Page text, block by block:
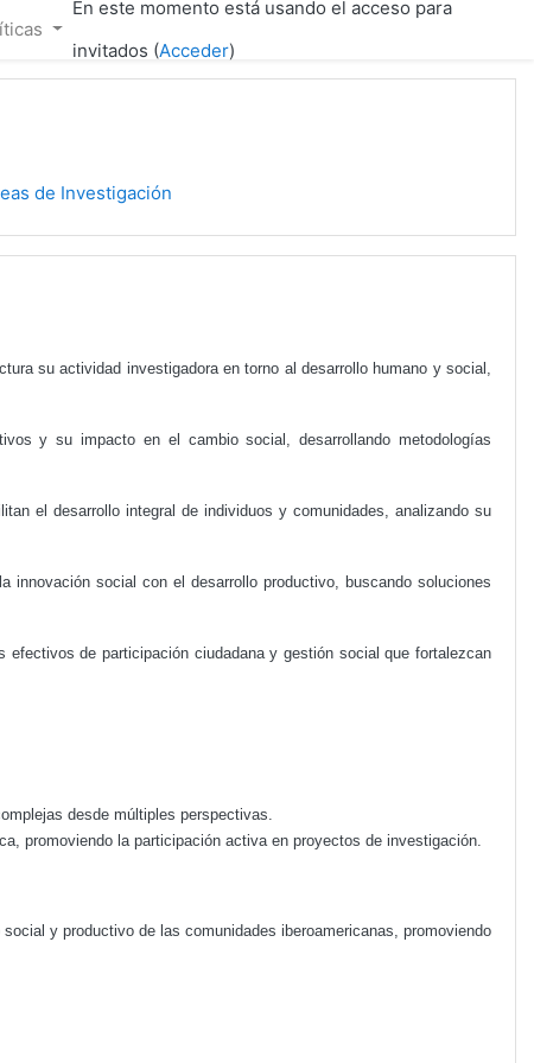
En este momento está usando el acceso para
invitados (Acceder)
de Investigación
su actividad investigadora en torno al desarrollo humano y social,
y su impacto en el cambio social, desarrollando metodologías
el desarrollo integral de individuos y comunidades, analizando su
innovación social con el desarrollo productivo, buscando soluciones
efectivos de participación ciudadana y gestión social que fortalezcan
desde múltiples perspectivas.
promoviendo la participación activa en proyectos de investigación.
y productivo de las comunidades iberoamericanas, promoviendo